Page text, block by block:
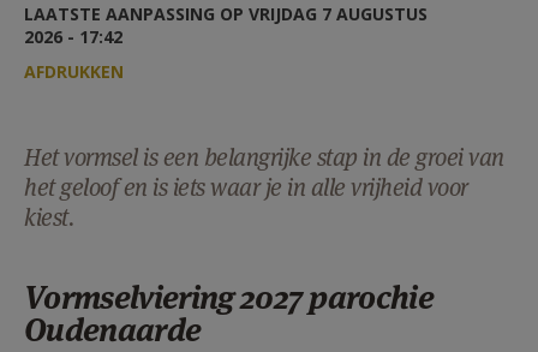
ZOEKEN
HULP
MIJN PAROCHIE
AANMELDEN OF REGISTREREN
LAATSTE AANPASSING OP VRIJDAG 7 AUGUSTUS
2026 - 17:42
AFDRUKKEN
Het vormsel is een belangrijke stap in de groei van
het geloof en is iets waar je in alle vrijheid voor
kiest.
Vormselviering 2027 parochie
Oudenaarde